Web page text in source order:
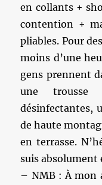
en collants +
contention +
pliables. Pour
moins d’une
gens prennent
une trousse
désinfectantes,
de haute
en terrasse.
suis absolument
– NMB : À mon